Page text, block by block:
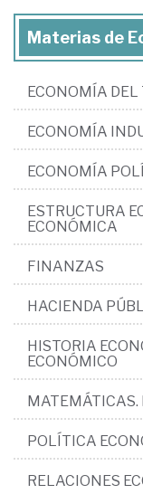
Materias de
ECONOMÍA DEL
ECONOMÍA
ECONOMÍA
ESTRUCTURA
ECONÓMICA
FINANZAS
HACIENDA
HISTORIA
ECONÓMICO
MATEMÁTICAS.
POLÍTICA
RELACIONES